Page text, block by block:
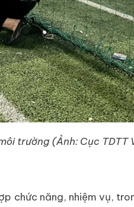
trường (Ảnh: Cục TDTT
chức năng, nhiệm vụ,